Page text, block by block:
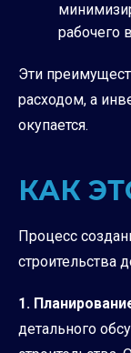
рабочего
Эти
расходом, а
окупается.
КАК
Процесс
строительства
1.
детального